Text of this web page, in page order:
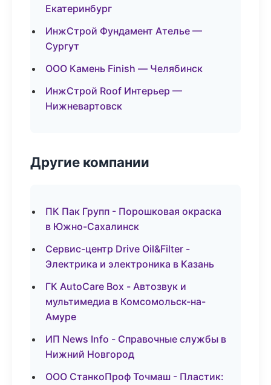
Екатеринбург
ИнжСтрой Фундамент Ателье —
Сургут
ООО Камень Finish — Челябинск
ИнжСтрой Roof Интерьер —
Нижневартовск
Другие компании
ПК Пак Групп - Порошковая окраска
в Южно-Сахалинск
Сервис-центр Drive Oil&Filter -
Электрика и электроника в Казань
ГК AutoCare Box - Автозвук и
мультимедиа в Комсомольск-на-
Амуре
ИП News Info - Справочные службы в
Нижний Новгород
ООО СтанкоПроф Точмаш - Пластик: